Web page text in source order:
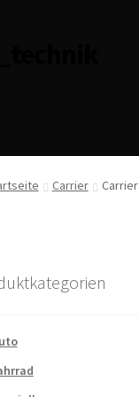
Carrier Carrier